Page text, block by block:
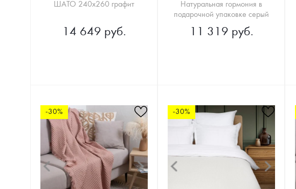
ШАТО 240х260 графит
14 649 руб.
Натуральная гормония в
подарочной упаковке серый
11 319 руб.
-30% -30%